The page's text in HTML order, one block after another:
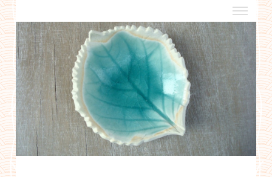
a propos
boutiques de créateurs
contact
politique de confidentialité